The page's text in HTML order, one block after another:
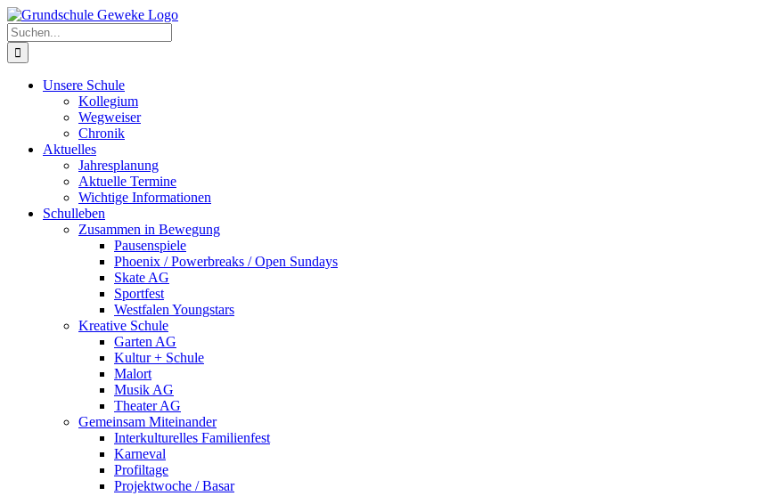
Zum
Inhalt
springen
Suche
nach:
Unsere Schule
Kollegium
Wegweiser
Chronik
Aktuelles
Jahresplanung
Aktuelle Termine
Wichtige Informationen
Schulleben
Zusammen in Bewegung
Pausenspiele
Phoenix / Powerbreaks / Open Sundays
Skate AG
Sportfest
Westfalen Youngstars
Kreative Schule
Garten AG
Kultur + Schule
Malort
Musik AG
Theater AG
Gemeinsam Miteinander
Interkulturelles Familienfest
Karneval
Profiltage
Projektwoche / Basar